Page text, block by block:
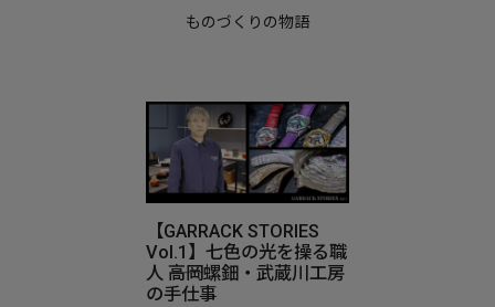
ものづくりの物語
【GARRACK STORIES
Vol.1】七色の光を操る職
人 ――高岡螺鈿・武蔵川工房
の手仕事